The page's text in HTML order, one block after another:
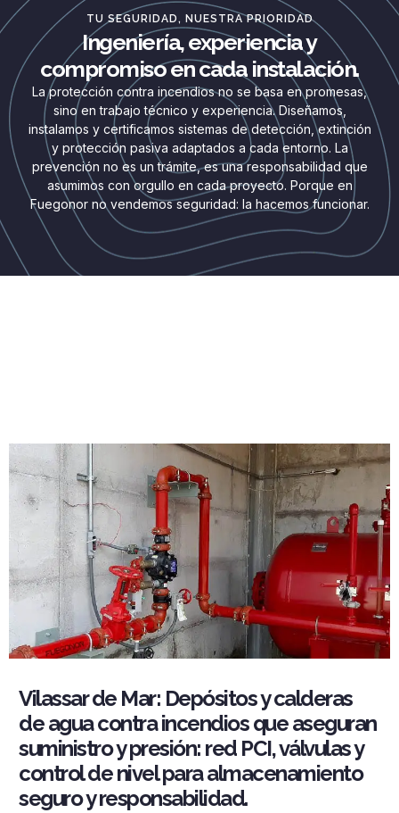
TU SEGURIDAD, NUESTRA PRIORIDAD
Ingeniería, experiencia y
compromiso en cada instalación.
La protección contra incendios no se basa en promesas,
sino en trabajo técnico y experiencia. Diseñamos,
instalamos y certificamos sistemas de detección, extinción
y protección pasiva adaptados a cada entorno. La
prevención no es un trámite, es una responsabilidad que
asumimos con orgullo en cada proyecto. Porque en
Fuegonor no vendemos seguridad: la hacemos funcionar.
Vilassar de Mar: Depósitos y calderas
de agua contra incendios que aseguran
suministro y presión: red PCI, válvulas y
control de nivel para almacenamiento
seguro y responsabilidad.